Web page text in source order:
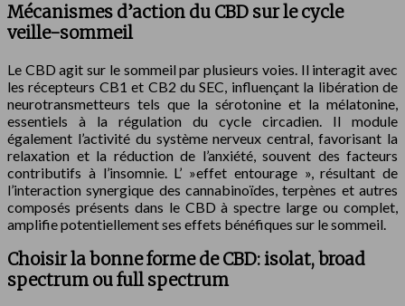
Mécanismes d’action du CBD sur le cycle
veille-sommeil
Le CBD agit sur le sommeil par plusieurs voies. Il interagit avec
les récepteurs CB1 et CB2 du SEC, influençant la libération de
neurotransmetteurs tels que la sérotonine et la mélatonine,
essentiels à la régulation du cycle circadien. Il module
également l’activité du système nerveux central, favorisant la
relaxation et la réduction de l’anxiété, souvent des facteurs
contributifs à l’insomnie. L’ »effet entourage », résultant de
l’interaction synergique des cannabinoïdes, terpènes et autres
composés présents dans le CBD à spectre large ou complet,
amplifie potentiellement ses effets bénéfiques sur le sommeil.
Choisir la bonne forme de CBD: isolat, broad
spectrum ou full spectrum